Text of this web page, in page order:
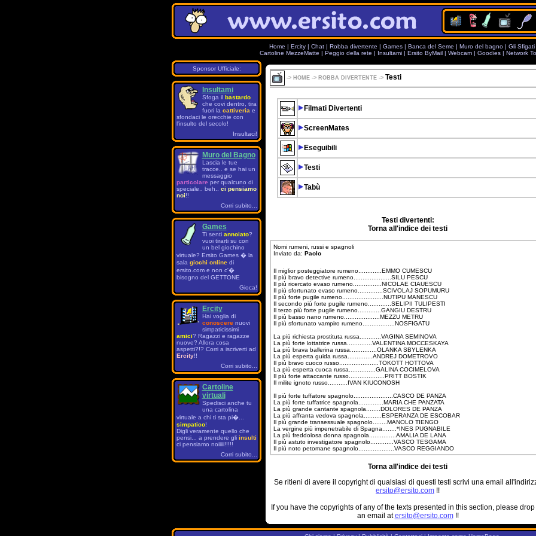
Home | Ercity | Chat | Robba divertente | Games | Banca del Seme | Muro del bagno | Gli Sfigati
Cartoline MezzeMatte | Peggio della rete | Insultami | Ersito ByMail | Webcam | Goodies | Network
Sponsor Ufficiale:
Insultami
Sfoga il bastardo
che covi dentro, tira
fuori la cattiveria e
sfondaci le orecchie con
l'insulto del secolo!
Insultaci!
Muro del Bagno
Lascia le tue
tracce.. e se hai un
messaggio
particolare per qualcuno di
speciale.. beh.. ci pensiamo
noi!!
Corri subito...
Games
Ti senti annoiato?
vuoi tirarti su con
un bel giochino
virtuale? Ersito Games � la
sala giochi onlinedi
ersito.com e non c'�
bisogno del GETTONE
Gioca!
Ercity
Hai voglia di
conoscerenuovi
simpaticissimi
amici? Ragazzi e ragazze
nuove? Allora cosa
aspetti?!? Corri a iscriverti ad
Ercity!!
Corri subito...
Cartoline
virtuali
Spedisci anche tu
una cartolina
virtuale a chi ti sta pi�...
simpatico!
Digli veramente quello che
pensi... a prendere gli insulti
ci pensiamo noiiiii!!!!!
Corri subito...
-> HOME -> ROBBA DIVERTENTE -> Testi
Filmati Divertenti
ScreenMates
Eseguibili
Testi
Tabù
Testi divertenti:
Torna all'indice dei testi
Nomi rumeni, russi e spagnoli
Inviato da: Paolo
Il miglior posteggiatore rumeno.............EMMO CUMESCU
Il più bravo detective rumeno.....................SILU PESCU
Il più ricercato evaso rumeno................NICOLAE CIAUESCU
Il più sfortunato evaso rumeno..............SCIVOLAJ SOPUMURU
Il più forte pugile rumeno.......................NUTIPU MANESCU
Il secondo più forte pugile rumeno.............SELIPII TULIPESTI
Il terzo più forte pugile rumeno.............GANGIU DESTRU
Il più basso nano rumeno....................MEZZU METRU
Il più sfortunato vampiro rumeno..................NOSFIGATU
La più richiesta prostituta russa............VAGINA SEMINOVA
La più forte lottatrice russa..............VALENTINA MOCCESKAYA
La più brava ballerina russa...............OLANKA SBYLENKA
La più esperta guida russa..............ANDREJ DOMETROVO
Il più bravo cuoco russo......................TOKOTT HOTTOVA
La più esperta cuoca russa...............GALINA COCIMELOVA
Il più forte attaccante russo....................PRITT BOSTIK
Il milite ignoto russo...........IVAN KIUCONOSH
Il più forte tuffatore spagnolo......................CASCO DE PANZA
La più forte tuffatrice spagnola..............MARIA CHE PANZATA
La più grande cantante spagnola........DOLORES DE PANZA
La più affranta vedova spagnola..........ESPERANZA DE ESCOBAR
Il più grande transessuale spagnolo........MANOLO TIENGO
La vergine più impenetrabile di Spagna........*INES PUGNABILE
La più freddolosa donna spagnola...............AMALIA DE LANA
Il più astuto investigatore spagnolo.............VASCO TESGAMA
Il più noto petomane spagnolo....................VASCO REGGIANDO
Torna all'indice dei testi
Se ritieni di avere il copyright di qualsiasi di questi testi scrivi una email
ersito@ersito.com !!
If you have the copyrights of any of the texts presented in this section, please
an email atersito@ersito.com!!